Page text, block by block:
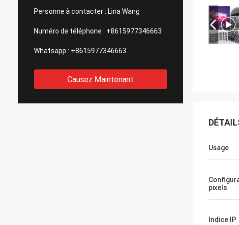
Personne à contacter : Lina Wang
Numéro de téléphone : +8615977346663
Whatsapp : +8615977346663
Causez Maintenant
Usage
pixels
Indice IP